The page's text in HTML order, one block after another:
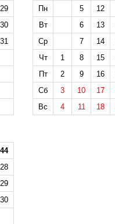
29
30
31
Пн
5 12
Вт
6 13
Ср
7 14
Чт
1 8 15
Пт
2 9 16
Сб
3 10 17
Вс
4 11 18
44
28
29
30